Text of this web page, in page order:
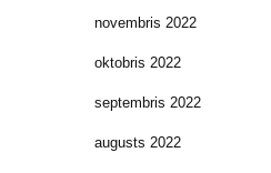
novembris 2022
oktobris 2022
septembris 2022
augusts 2022